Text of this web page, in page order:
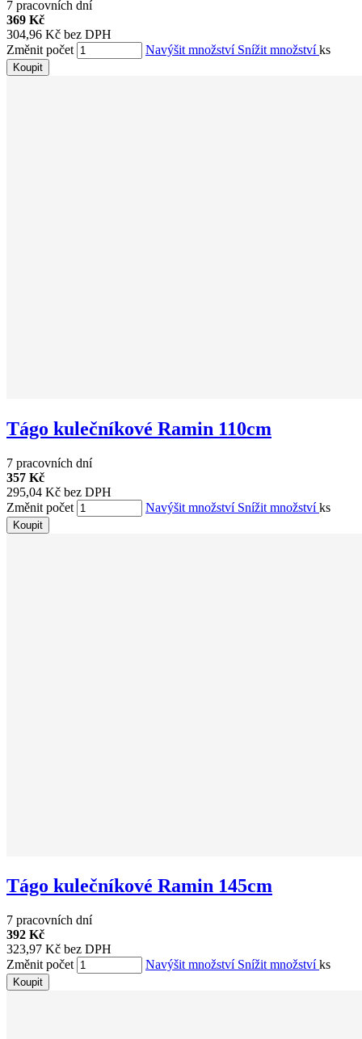
7 pracovních dní
369 Kč
304,96 Kč bez DPH
Změnit počet
Navýšit množství Snížit množstvíks
Koupit
Tágo kulečníkové Ramin 110cm
7 pracovních dní
357 Kč
295,04 Kč bez DPH
Změnit počet
Navýšit množství Snížit množstvíks
Koupit
Tágo kulečníkové Ramin 145cm
7 pracovních dní
392 Kč
323,97 Kč bez DPH
Změnit počet
Navýšit množství Snížit množstvíks
Koupit